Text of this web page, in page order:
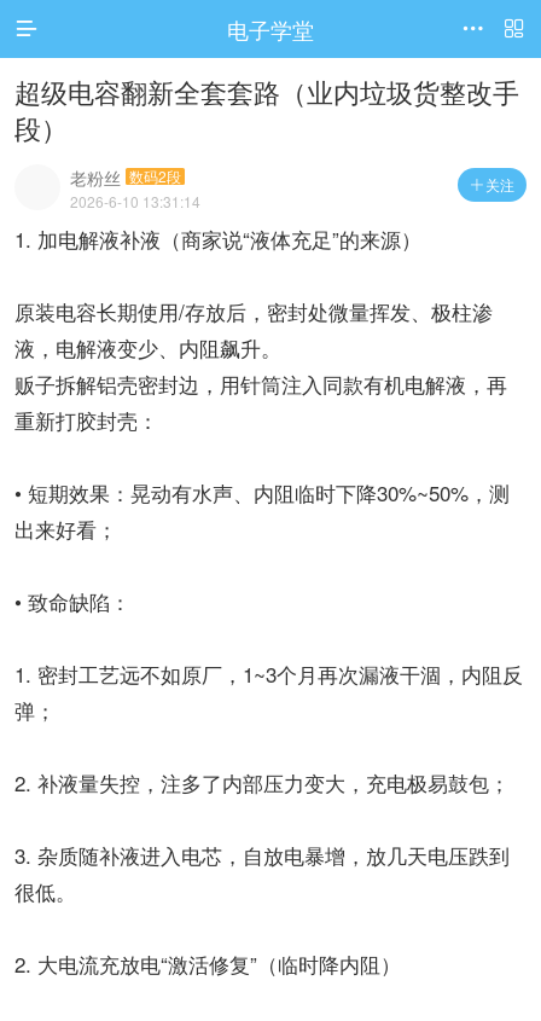
访问电脑版
 电子学堂 

超级电容翻新全套套路（业内垃圾货整改手
段）
 关注
老粉丝 数码2段
2026-6-10 13:31:14
1. 加电解液补液（商家说“液体充足”的来源）
原装电容长期使用/存放后，密封处微量挥发、极柱渗
液，电解液变少、内阻飙升。
贩子拆解铝壳密封边，用针筒注入同款有机电解液，再
重新打胶封壳：
• 短期效果：晃动有水声、内阻临时下降30%~50%，测
出来好看；
• 致命缺陷：
1. 密封工艺远不如原厂，1~3个月再次漏液干涸，内阻反
弹；
2. 补液量失控，注多了内部压力变大，充电极易鼓包；
3. 杂质随补液进入电芯，自放电暴增，放几天电压跌到
很低。
2. 大电流充放电“激活修复”（临时降内阻）